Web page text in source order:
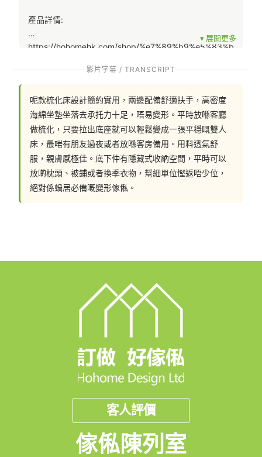
產品詳情:
https://hohomehk.com/shop/%e7%89%b9%e5%83%b
89%8b%e6%a2%b3%e5%8c%96%e5%ba%8a%ef%bc
聯絡我們:
📲 whatsapp : 94253548
一鍵切換: https://wa.me/85294253548
🏢石門陳列室：沙田石門京瑞廣場一期12樓K室 (營業時
間：星期一至日 10:00-19:00)
🏢北角陳列室：北角北角道10號亞太廣場17樓全層 (營業
時間：星期一至日 10:00-19:00)
影片字幕 / TRANSCRIPT
呢款梳化床設計簡約實用，兩邊配備舒適扶手，高密度
海綿坐墊坐落去承托力十足，唔易變形。平時放喺客廳
做梳化，只要拉出底座就可以輕鬆變成一張平穩嘅雙人
床，最啱有朋友過夜或者放喺客房備用。用料透氣舒
服，親膚感極佳。底下仲有隱藏式收納空間，平時可以
放啲枕頭、被鋪或者換季衣物，幫細單位慳返唔少位，
絕對係蝸居必備嘅變形傢俬。
客人評價
傢俬陳列室